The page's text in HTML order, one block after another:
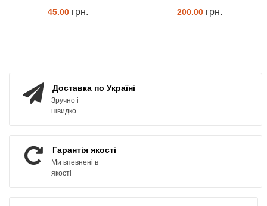
45.00грн. 200.00грн.
Доставка по Україні
Зручно і
швидко
Гарантія якості
Ми впевнені в
якості